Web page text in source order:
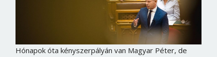
Hónapok óta kényszerpályán van Magyar Péter, de